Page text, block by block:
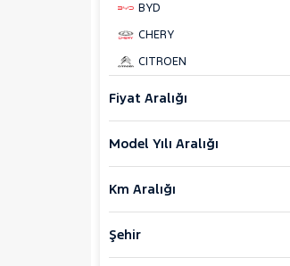
BYD
CHERY
CITROEN
DAIHATSU
FIAT
FORD
Fiyat Aralığı
Model Yılı Aralığı
Km Aralığı
Şehir